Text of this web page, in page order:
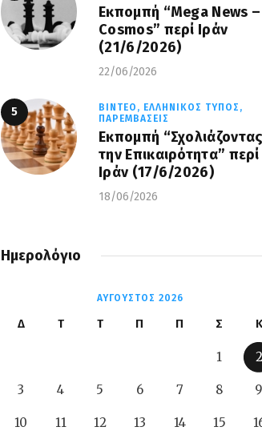
Eκπομπή “Mega News –
Cosmos” περί Ιράν
(21/6/2026)
22/06/2026
ΒΊΝΤΕΟ, ΕΛΛΗΝΙΚΌΣ ΤΎΠΟΣ,
ΠΑΡΕΜΒΆΣΕΙΣ
Εκπομπή “Σχολιάζοντας
την Επικαιρότητα” περί
Ιράν (17/6/2026)
18/06/2026
Ημερολόγιο
ΑΎΓΟΥΣΤΟΣ 2026
Δ Τ Τ Π Π Σ Κ
1 2
3 4 5 6 7 8 9
10 11 12 13 14 15